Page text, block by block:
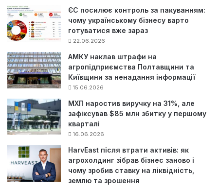
ЄС посилює контроль за пакуванням:
чому українському бізнесу варто
готуватися вже зараз
22.06.2026
АМКУ наклав штрафи на
агропідприємства Полтавщини та
Київщини за ненадання інформації
15.06.2026
МХП наростив виручку на 31%, але
зафіксував $85 млн збитку у першому
кварталі
16.06.2026
HarvEast після втрати активів: як
агрохолдинг зібрав бізнес заново і
чому зробив ставку на ліквідність,
землю та зрошення